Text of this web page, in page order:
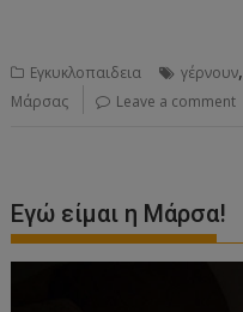
Εγκυκλοπαιδεια γέρνουν,
Μάρσας
Leave a comment
Εγώ είμαι η Μάρσα!